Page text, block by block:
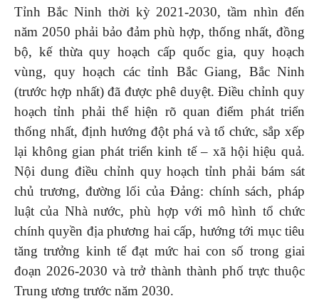
Tỉnh Bắc Ninh thời kỳ 2021-2030, tầm nhìn đến
năm 2050 phải bảo đảm phù hợp, thống nhất, đồng
bộ, kế thừa quy hoạch cấp quốc gia, quy hoạch
vùng, quy hoạch các tỉnh Bắc Giang, Bắc Ninh
(trước hợp nhất) đã được phê duyệt. Điều chỉnh quy
hoạch tỉnh phải thể hiện rõ quan điểm phát triển
thống nhất, định hướng đột phá và tổ chức, sắp xếp
lại không gian phát triển kinh tế – xã hội hiệu quả.
Nội dung điều chỉnh quy hoạch tỉnh phải bám sát
chủ trương, đường lối của Đảng: chính sách, pháp
luật của Nhà nước, phù hợp với mô hình tổ chức
chính quyền địa phương hai cấp, hướng tới mục tiêu
tăng trưởng kinh tế đạt mức hai con số trong giai
đoạn 2026-2030 và trở thành thành phố trực thuộc
Trung ương trước năm 2030.